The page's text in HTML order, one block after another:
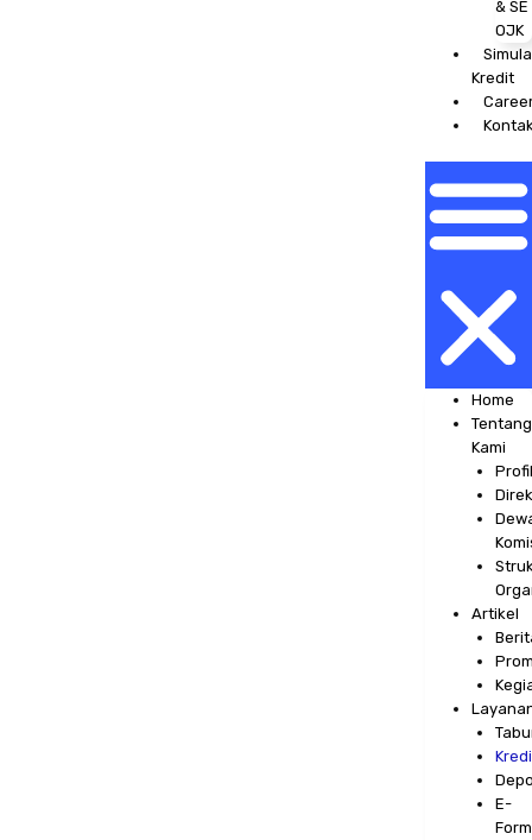
& SE
OJK
Kredit
Home
Tentang
Kami
Artikel
E-
Form